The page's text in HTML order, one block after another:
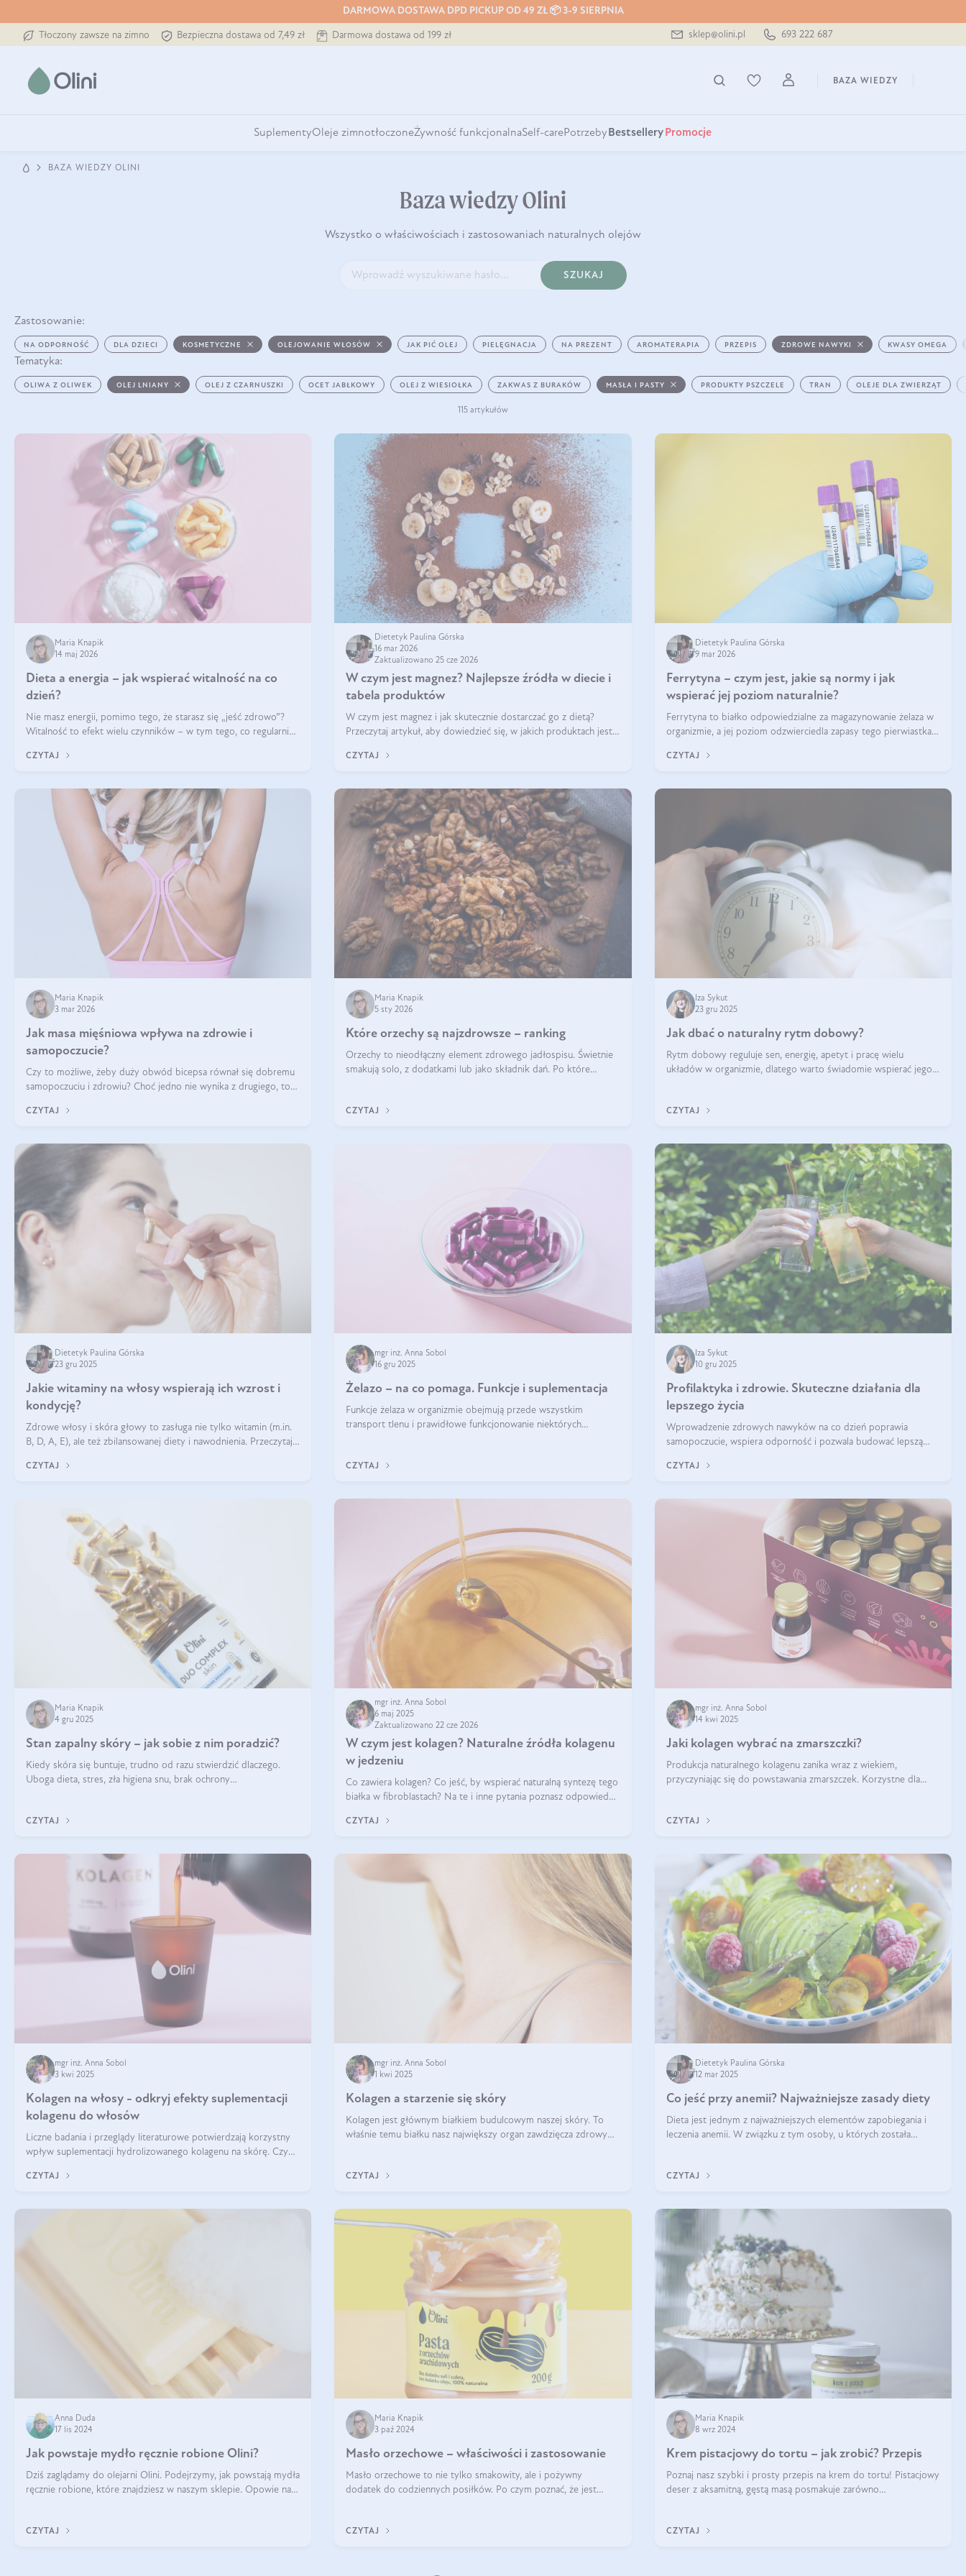
DARMOWA DOSTAWA DPD PICKUP OD 49 ZŁ 📦 3-9 SIERPNIA
Tłoczony zawsze na zimno Bezpieczna dostawa od 7,49 zł Darmowa dostawa od 199 zł sklep@olini.pl 693 222 687
BAZA WIEDZY
SuplementyOleje zimnotłoczoneŻywność funkcjonalnaSelf-carePotrzeby Bestsellery Promocje
BAZA WIEDZY OLINI
Baza wiedzy Olini
Wszystko o właściwościach i zastosowaniach naturalnych olejów
SZUKAJ
Zastosowanie:
NA ODPORNOŚĆ DLA DZIECI KOSMETYCZNE OLEJOWANIE WŁOSÓW JAK PIĆ OLEJ PIELĘGNACJA NA PREZENT AROMATERAPIA PRZEPIS ZDROWE NAWYKI KWASY OMEGA
Tematyka:
OLIWA Z OLIWEK OLEJ LNIANY OLEJ Z CZARNUSZKI OCET JABŁKOWY OLEJ Z WIESIOŁKA ZAKWAS Z BURAKÓW MASŁA I PASTY PRODUKTY PSZCZELE TRAN OLEJE DLA ZWIERZĄT
115 artykułów
Maria Knapik
14 maj 2026
Dieta a energia – jak wspierać witalność na co
dzień?
Nie masz energii, pomimo tego, że starasz się „jeść zdrowo”?
Witalność to efekt wielu czynników – w tym tego, co regularnie
się w zależności od osoby
CZYTAJ
Dietetyk Paulina Górska
16 mar 2026
Zaktualizowano 25 cze 2026
W czym jest magnez? Najlepsze źródła w diecie i
tabela produktów
W czym jest magnez i jak skutecznie dostarczać go z dietą?
Przeczytaj artykuł, aby dowiedzieć się, w jakich produktach jest
CZYTAJ
Dietetyk Paulina Górska
9 mar 2026
Ferrytyna – czym jest, jakie są normy i jak
wspierać jej poziom naturalnie?
Ferrytyna to białko odpowiedzialne za magazynowanie żelaza w
organizmie, a jej poziom odzwierciedla zapasy tego pierwiastka.
ferrytyny daje objawy, które mogą utrudniać codzienne
CZYTAJ
Maria Knapik
3 mar 2026
Jak masa mięśniowa wpływa na zdrowie i
samopoczucie?
Czy to możliwe, żeby duży obwód bicepsa równał się dobremu
samopoczuciu i zdrowiu? Choć jedno nie wynika z drugiego, to
poprawić jakość życia. W jaki sposób? W tym wpisie wszystko
CZYTAJ
Maria Knapik
5 sty 2026
Które orzechy są najzdrowsze – ranking
Orzechy to nieodłączny element zdrowego jadłospisu. Świetnie
smakują solo, z dodatkami lub jako składnik dań. Po które
CZYTAJ
Iza Sykut
23 gru 2025
Jak dbać o naturalny rytm dobowy?
Rytm dobowy reguluje sen, energię, apetyt i pracę wielu
układów w organizmie, dlatego warto świadomie wspierać jego
CZYTAJ
Dietetyk Paulina Górska
23 gru 2025
Jakie witaminy na włosy wspierają ich wzrost i
kondycję?
Zdrowe włosy i skóra głowy to zasługa nie tylko witamin (m.in.
B, D, A, E), ale też zbilansowanej diety i nawodnienia. Przeczytaj
wypadanie włosów.
CZYTAJ
mgr inż. Anna Sobol
16 gru 2025
Żelazo – na co pomaga. Funkcje i suplementacja
Funkcje żelaza w organizmie obejmują przede wszystkim
transport tlenu i prawidłowe funkcjonowanie niektórych
etapie życia.
CZYTAJ
Iza Sykut
10 gru 2025
Profilaktyka i zdrowie. Skuteczne działania dla
lepszego życia
Wprowadzenie zdrowych nawyków na co dzień poprawia
samopoczucie, wspiera odporność i pozwala budować lepszą
CZYTAJ
Maria Knapik
4 gru 2025
Stan zapalny skóry – jak sobie z nim poradzić?
Kiedy skóra się buntuje, trudno od razu stwierdzić dlaczego.
Uboga dieta, stres, zła higiena snu, brak ochrony
CZYTAJ
mgr inż. Anna Sobol
6 maj 2025
Zaktualizowano 22 cze 2026
W czym jest kolagen? Naturalne źródła kolagenu
w jedzeniu
Co zawiera kolagen? Co jeść, by wspierać naturalną syntezę tego
białka w fibroblastach? Na te i inne pytania poznasz odpowiedź
CZYTAJ
mgr inż. Anna Sobol
14 kwi 2025
Jaki kolagen wybrać na zmarszczki?
Produkcja naturalnego kolagenu zanika wraz z wiekiem,
przyczyniając się do powstawania zmarszczek. Korzystne dla
CZYTAJ
mgr inż. Anna Sobol
3 kwi 2025
Kolagen na włosy - odkryj efekty suplementacji
kolagenu do włosów
Liczne badania i przeglądy literaturowe potwierdzają korzystny
wpływ suplementacji hydrolizowanego kolagenu na skórę. Czy
CZYTAJ
mgr inż. Anna Sobol
1 kwi 2025
Kolagen a starzenie się skóry
Kolagen jest głównym białkiem budulcowym naszej skóry. To
właśnie temu białku nasz największy organ zawdzięcza zdrowy
CZYTAJ
Dietetyk Paulina Górska
12 mar 2025
Co jeść przy anemii? Najważniejsze zasady diety
Dieta jest jednym z najważniejszych elementów zapobiegania i
leczenia anemii. W związku z tym osoby, u których została
CZYTAJ
Anna Duda
17 lis 2024
Jak powstaje mydło ręcznie robione Olini?
Dziś zaglądamy do olejarni Olini. Podejrzymy, jak powstają mydła
ręcznie robione, które znajdziesz w naszym sklepie. Opowie nam
CZYTAJ
Maria Knapik
3 paź 2024
Masło orzechowe – właściwości i zastosowanie
Masło orzechowe to nie tylko smakowity, ale i pożywny
dodatek do codziennych posiłków. Po czym poznać, że jest
CZYTAJ
Maria Knapik
8 wrz 2024
Krem pistacjowy do tortu – jak zrobić? Przepis
Poznaj nasz szybki i prosty przepis na krem do tortu! Pistacjowy
deser z aksamitną, gęstą masą posmakuje zarówno
CZYTAJ